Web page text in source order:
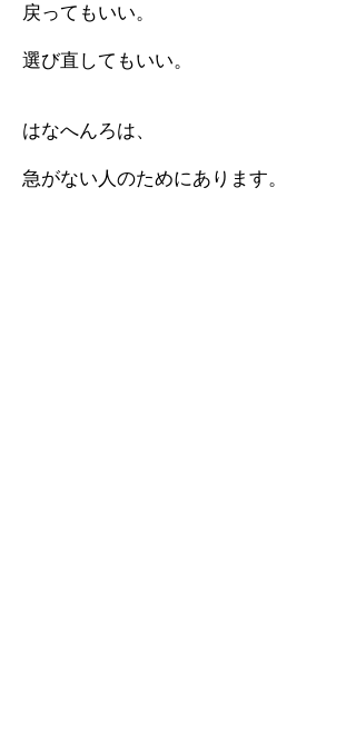
戻ってもいい。
選び直してもいい。
はなへんろは、
急がない人のためにあります。